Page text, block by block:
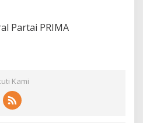
Partai PRIMA
Kami